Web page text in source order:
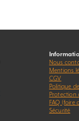
Nous
Mentions
CGV
Politique
Protection
FAQ (foire
Sécurité